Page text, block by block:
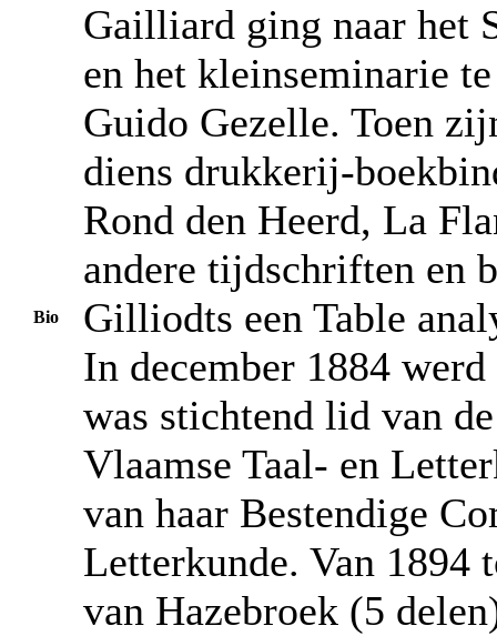
Bio
Gailliard ging naar het
en het kleinseminarie
Guido Gezelle. Toen
diens drukkerij-
Rond den Heerd, La
andere tijdschriften en
Gilliodts een Table
In december 1884
was stichtend lid van
Vlaamse Taal- en
van haar Bestendige
Letterkunde. Van 1894
van Hazebroek (5